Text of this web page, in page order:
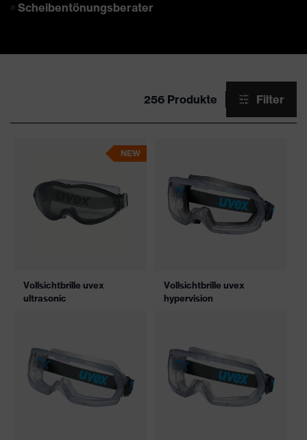
Scheibentönungsberater
256 Produkte Filter
NEW
Vollsichtbrille uvex
ultrasonic
Vollsichtbrille uvex
hypervision